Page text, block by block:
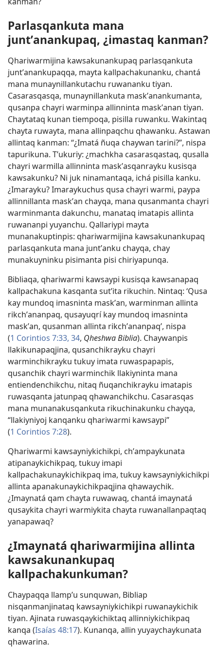
Parlasqankuta mana
juntʼanankupaq, ¿imastaq kanman?
Qhariwarmijina kawsakunankupaq parlasqankuta
juntʼanankupaqqa, mayta kallpachakunanku, chantá
mana munaynillankutachu ruwananku tiyan.
Casarasqasqa, munaynillankuta maskʼanankumanta,
qusanpa chayri warminpa allinninta maskʼanan tiyan.
Chaytataq kunan tiempoqa, pisilla ruwanku. Wakintaq
chayta ruwayta, mana allinpaqchu qhawanku. Astawan
allintaq kanman: “¿Imatá ñuqa chaywan tarini?”, nispa
tapurikuna. Tʼukuriy: ¿machkha casarasqastaq, qusalla
chayri warmilla allinninta maskʼasqanrayku kusisqa
kawsakunku? Ni juk ninamantaqa, ichá pisilla kanku.
¿Imarayku? Imaraykuchus qusa chayri warmi, paypa
allinnillanta maskʼan chayqa, mana qusanmanta chayri
warminmanta dakunchu, manataq imatapis allinta
ruwananpi yuyanchu. Qallariypi mayta
munanakuptinpis: qhariwarmijina kawsakunankupaq
parlasqankuta mana juntʼanku chayqa, chay
munakuyninku pisimanta pisi chiriyapunqa.
Bibliaqa, qhariwarmi kawsaypi kusisqa kawsanapaq
kallpachakuna kasqanta sutʼita rikuchin. Nintaq: ‘Qusa
kay mundoq imasninta maskʼan, warminman allinta
rikchʼananpaq, qusayuqrí kay mundoq imasninta
maskʼan, qusanman allinta rikchʼananpaq’, nispa
(1 Corintios 7:33, 34, Qheshwa Biblia). Chaywanpis
llakikunapaqjina, qusanchikrayku chayri
warminchikrayku tukuy imata ruwaspapapis,
qusanchik chayri warminchik llakiyninta mana
entiendenchikchu, nitaq ñuqanchikrayku imatapis
ruwasqanta jatunpaq qhawanchikchu. Casarasqas
mana munanakusqankuta rikuchinakunku chayqa,
“llakiyniyoj kanqanku qhariwarmi kawsaypi”
(1 Corintios 7:28).
Qhariwarmi kawsayniykichikpi, chʼampaykunata
atipanaykichikpaq, tukuy imapi
kallpachakunaykichikpaq ima, tukuy kawsayniykichikpi
allinta apanakunaykichikpaqjina qhawaychik.
¿Imaynatá qam chayta ruwawaq, chantá imaynatá
qusaykita chayri warmiykita chayta ruwanallanpaqtaq
yanapawaq?
¿Imaynatá qhariwarmijina allinta
kawsakunankupaq
kallpachakunkuman?
Chaypaqqa llampʼu sunquwan, Bibliap
nisqanmanjinataq kawsayniykichikpi ruwanaykichik
tiyan. Ajinata ruwasqaykichiktaq allinniykichikpaq
kanqa (Isaías 48:17). Kunanqa, allin yuyaychaykunata
qhawarina.